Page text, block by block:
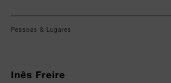
Pessoas & Lugares
Inês Freire